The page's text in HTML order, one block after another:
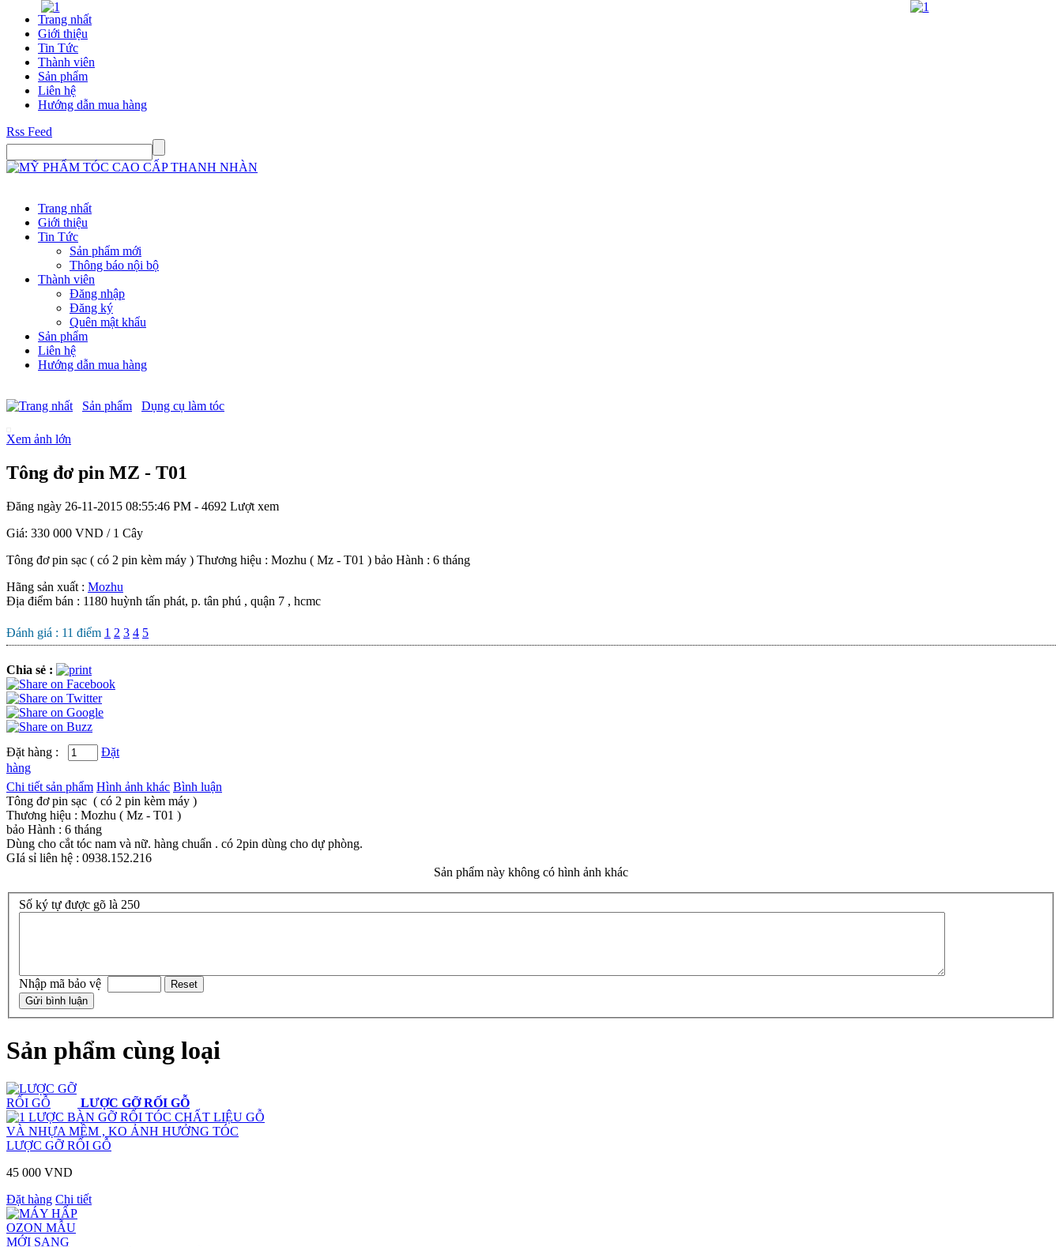
Trang nhất
Giới thiệu
Tin Tức
Thành viên
Sản phẩm
Liên hệ
Hướng dẫn mua hàng
Rss Feed
Trang nhất
Giới thiệu
Tin Tức
Sản phẩm mới
Thông báo nội bộ
Thành viên
Đăng nhập
Đăng ký
Quên mật khẩu
Sản phẩm
Liên hệ
Hướng dẫn mua hàng
Sản phẩm Dụng cụ làm tóc
Xem ảnh lớn
Tông đơ pin MZ - T01
Đăng ngày 26-11-2015 08:55:46 PM - 4692 Lượt xem
Giá: 330 000 VND / 1 Cây
Tông đơ pin sạc ( có 2 pin kèm máy ) Thương hiệu : Mozhu ( Mz - T01 ) bảo Hành : 6 tháng
Hãng sản xuất : Mozhu
Địa điểm bán : 1180 huỳnh tấn phát, p. tân phú , quận 7 , hcmc
Đánh giá : 11 điểm 1 2 3 4 5
Chia sẻ :
Đặt hàng :
Đặt
hàng
Chi tiết sản phẩm Hình ảnh khác Bình luận
Tông đơ pin sạc ( có 2 pin kèm máy )
Thương hiệu : Mozhu ( Mz - T01 )
bảo Hành : 6 tháng
Dùng cho cắt tóc nam và nữ. hàng chuẩn . có 2pin dùng cho dự phòng.
GIá sỉ liên hệ : 0938.152.216
Sản phẩm này không có hình ảnh khác
Số ký tự được gõ là 250
Nhập mã bảo vệ
Sản phẩm cùng loại
LƯỢC GỠ RỐI GỖ
LƯỢC BÀN GỠ RỐI TÓC CHẤT LIỆU GỖ
VÀ NHỰA MỀM , KO ẢNH HƯỞNG TÓC
LƯỢC GỠ RỐI GỖ
45 000 VND
Đặt hàng Chi tiết